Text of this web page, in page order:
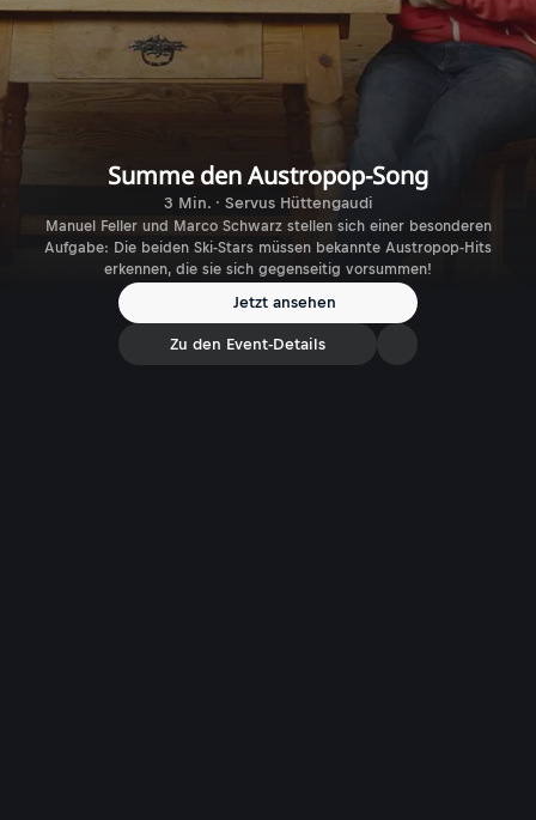
Summe den Austropop-Song
3 Min. · Servus Hüttengaudi
Manuel Feller und Marco Schwarz stellen sich einer besonderen
Aufgabe: Die beiden Ski-Stars müssen bekannte Austropop-Hits
erkennen, die sie sich gegenseitig vorsummen!
Jetzt ansehen
Zu den Event-Details